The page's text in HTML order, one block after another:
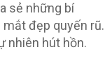
sẻ những bí
đẹp quyến rũ.
nhiên hút hồn.